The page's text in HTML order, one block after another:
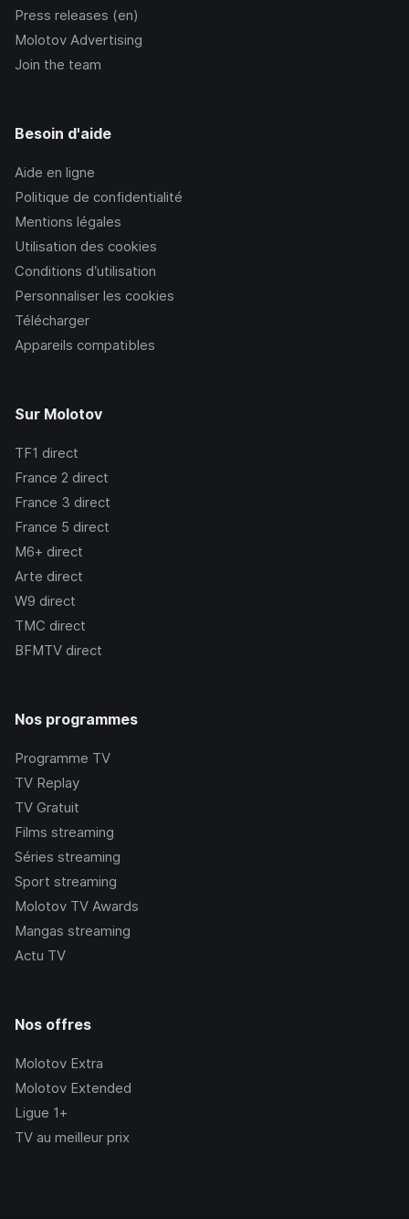
Press releases (en)
Molotov Advertising
Join the team
Besoin d'aide
Aide en ligne
Politique de confidentialité
Mentions légales
Utilisation des cookies
Conditions d’utilisation
Personnaliser les cookies
Télécharger
Appareils compatibles
Sur Molotov
TF1 direct
France 2 direct
France 3 direct
France 5 direct
M6+ direct
Arte direct
W9 direct
TMC direct
BFMTV direct
Nos programmes
Programme TV
TV Replay
TV Gratuit
Films streaming
Séries streaming
Sport streaming
Molotov TV Awards
Mangas streaming
Actu TV
Nos offres
Molotov Extra
Molotov Extended
Ligue 1+
TV au meilleur prix